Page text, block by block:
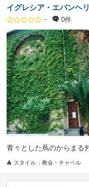
イグレシア・エバンヘ
- 0件
青々とした蔦のからまる
スタイル 教会・チャペル